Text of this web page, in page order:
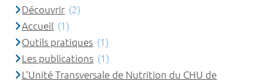
Découvrir (2)
Accueil (1)
Outils pratiques (1)
Les publications (1)
L'Unité Transversale de Nutrition du CHU de